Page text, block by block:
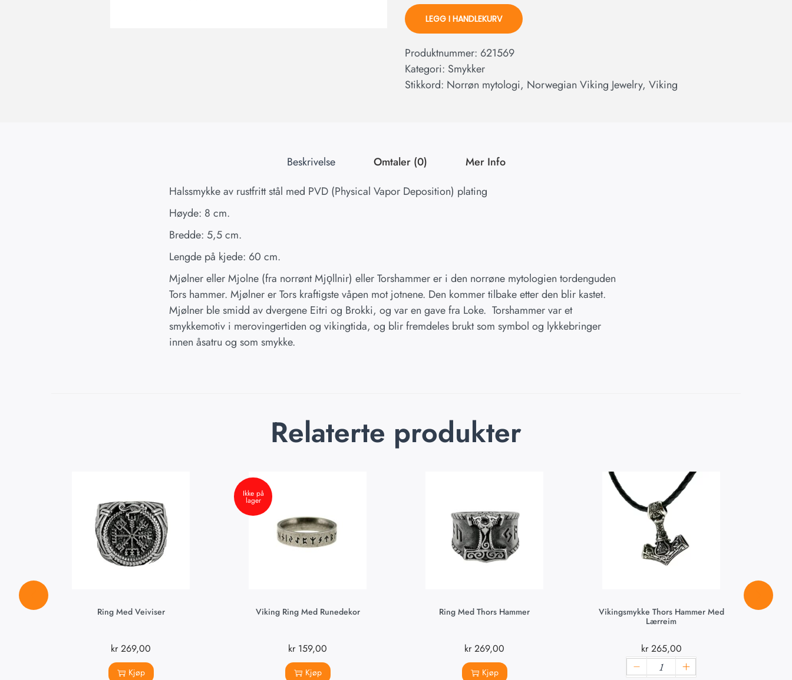
LEGG I HANDLEKURV
Produktnummer: 621569
Kategori: Smykker
Stikkord: Norrøn mytologi, Norwegian Viking Jewelry, Viking
Beskrivelse Omtaler (0)
Mer Info
Halssmykke av rustfritt stål med PVD (Physical Vapor Deposition) plating
Høyde: 8 cm.
Bredde: 5,5 cm.
Lengde på kjede: 60 cm.
Mjølner eller Mjolne (fra norrønt Mjǫllnir) eller Torshammer er i den norrøne mytologien tordenguden
Tors hammer. Mjølner er Tors kraftigste våpen mot jotnene. Den kommer tilbake etter den blir kastet.
Mjølner ble smidd av dvergene Eitri og Brokki, og var en gave fra Loke. Torshammer var et
smykkemotiv i merovingertiden og vikingtida, og blir fremdeles brukt som symbol og lykkebringer
innen åsatru og som smykke.
Relaterte produkter
Ring Med Veiviser
kr269,00
Kjøp
Ikke på
lager
Viking Ring Med Runedekor
kr159,00
Kjøp
Ring Med Thors Hammer
kr269,00
Kjøp
Vikingsmykke Thors Hammer Med
Lærreim
kr265,00